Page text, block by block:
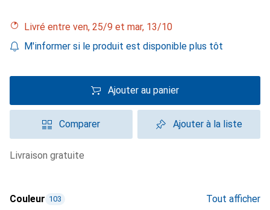
Livré entre ven, 25/9 et mar, 13/10
M'informer si le produit est disponible plus tôt
Ajouter au panier
Comparer Ajouter à la liste
livraison gratuite
Couleur 103 Tout afficher